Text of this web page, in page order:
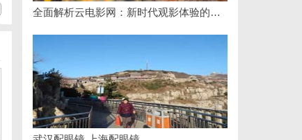
全面解析云电影网：新时代观影体验的创新平台